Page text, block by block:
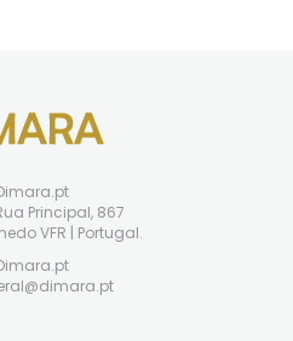
Principal, 867
VFR | Portugal.